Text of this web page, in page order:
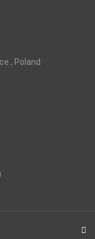
, Poland